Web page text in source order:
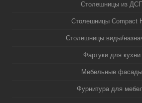
Столешницы из ДСП
Столешницы Compact
Столешницы:виды/
Фартуки для кухни
Мебельные фасады
Фурнитура для